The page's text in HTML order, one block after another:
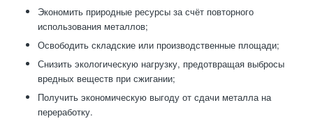
Экономить природные ресурсы за счёт повторного
использования металлов;
Освободить складские или производственные площади;
Снизить экологическую нагрузку, предотвращая выбросы
вредных веществ при сжигании;
Получить экономическую выгоду от сдачи металла на
переработку.